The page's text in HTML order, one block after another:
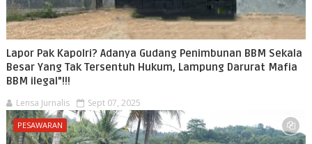
Lapor Pak Kapolri? Adanya Gudang Penimbunan BBM Sekala
Besar Yang Tak Tersentuh Hukum, Lampung Darurat Mafia
BBM ilegal"!!!
Lensa Jurnalis Sept 07, 2025
PESAWARAN